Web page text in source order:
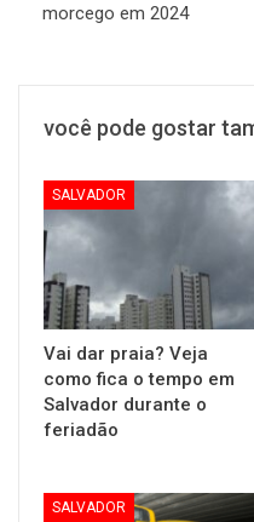
morcego em 2024
você pode gostar
SALVADOR
Vai dar praia? Veja
como fica o tempo em
Salvador durante o
feriadão
SALVADOR